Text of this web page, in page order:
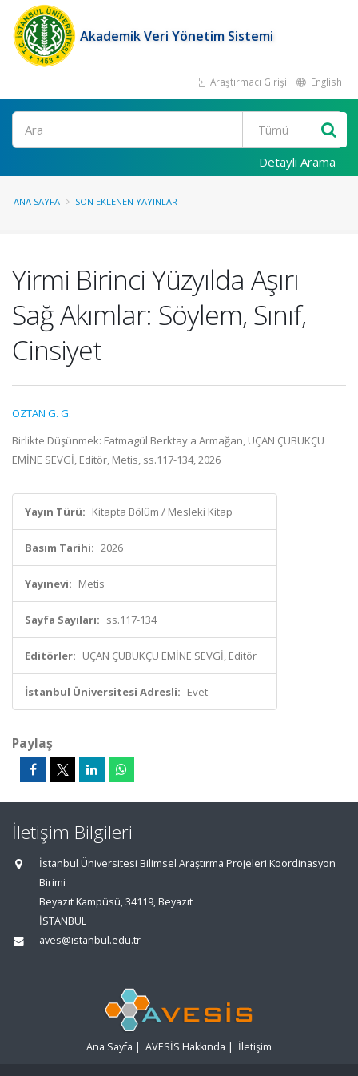
Akademik Veri Yönetim Sistemi
Araştırmacı Girişi English
Ara
Detaylı Arama
ANA SAYFA SON EKLENEN YAYINLAR
Yirmi Birinci Yüzyılda Aşırı
Sağ Akımlar: Söylem, Sınıf,
Cinsiyet
ÖZTAN G. G.
Birlikte Düşünmek: Fatmagül Berktay'a Armağan, UÇAN ÇUBUKÇU
EMİNE SEVGİ, Editör, Metis, ss.117-134, 2026
Yayın Türü: Kitapta Bölüm / Mesleki Kitap
Basım Tarihi: 2026
Yayınevi: Metis
Sayfa Sayıları: ss.117-134
Editörler: UÇAN ÇUBUKÇU EMİNE SEVGİ, Editör
İstanbul Üniversitesi Adresli: Evet
Paylaş
İletişim Bilgileri
İstanbul Üniversitesi Bilimsel Araştırma Projeleri Koordinasyon
Birimi
Beyazıt Kampüsü, 34119, Beyazıt
İSTANBUL
aves@istanbul.edu.tr
Ana Sayfa | AVESİS Hakkında | İletişim